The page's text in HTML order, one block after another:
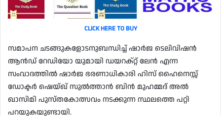
CLICK HERE TO BUY
സമാപന ചടങ്ങുകളോടനുബന്ധിച്ച് ഷാർജ ടെലിവിഷൻ
ആൻഡ് റേഡിയോ യുമായി ഡയറക്റ്റ് ലേൻ എന്ന
സംവാദത്തിൽ ഷാർജ ഭരണാധികാരി ഹിസ് ഹൈനെസ്സ്
ഡോക്ടർ ഷെയ്ഖ് സുൽത്താൻ ബിൻ മുഹമ്മദ് അൽ
ഖാസിമി പുസ്തകോത്സവം നടക്കുന്ന സ്ഥലത്തെ പറ്റി
പറയുകയുണ്ടായി.